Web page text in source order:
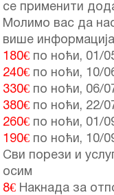
се применити
Молимо вас да
више
180€ по ноћи, 01/
240€ по ноћи, 10/
330€ по ноћи, 06/
380€ по ноћи, 22/
260€ по ноћи, 01/
190€ по ноћи, 10/
Сви порези и
осим
8€ Накнада за